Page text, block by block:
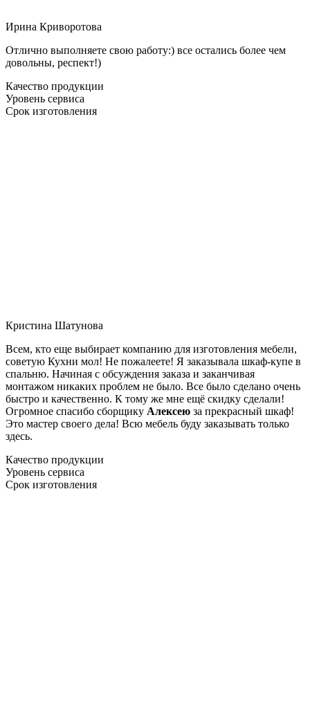
Ирина Криворотова
Отлично выполняете свою работу:) все остались более чем
довольны, респект!)
Качество продукции
Уровень сервиса
Срок изготовления
Кристина Шатунова
Всем, кто еще выбирает компанию для изготовления мебели,
советую Кухни мол! Не пожалеете! Я заказывала шкаф-купе в
спальню. Начиная с обсуждения заказа и заканчивая
монтажом никаких проблем не было. Все было сделано очень
быстро и качественно. К тому же мне ещё скидку сделали!
Огромное спасибо сборщику Алексею за прекрасный шкаф!
Это мастер своего дела! Всю мебель буду заказывать только
здесь.
Качество продукции
Уровень сервиса
Срок изготовления